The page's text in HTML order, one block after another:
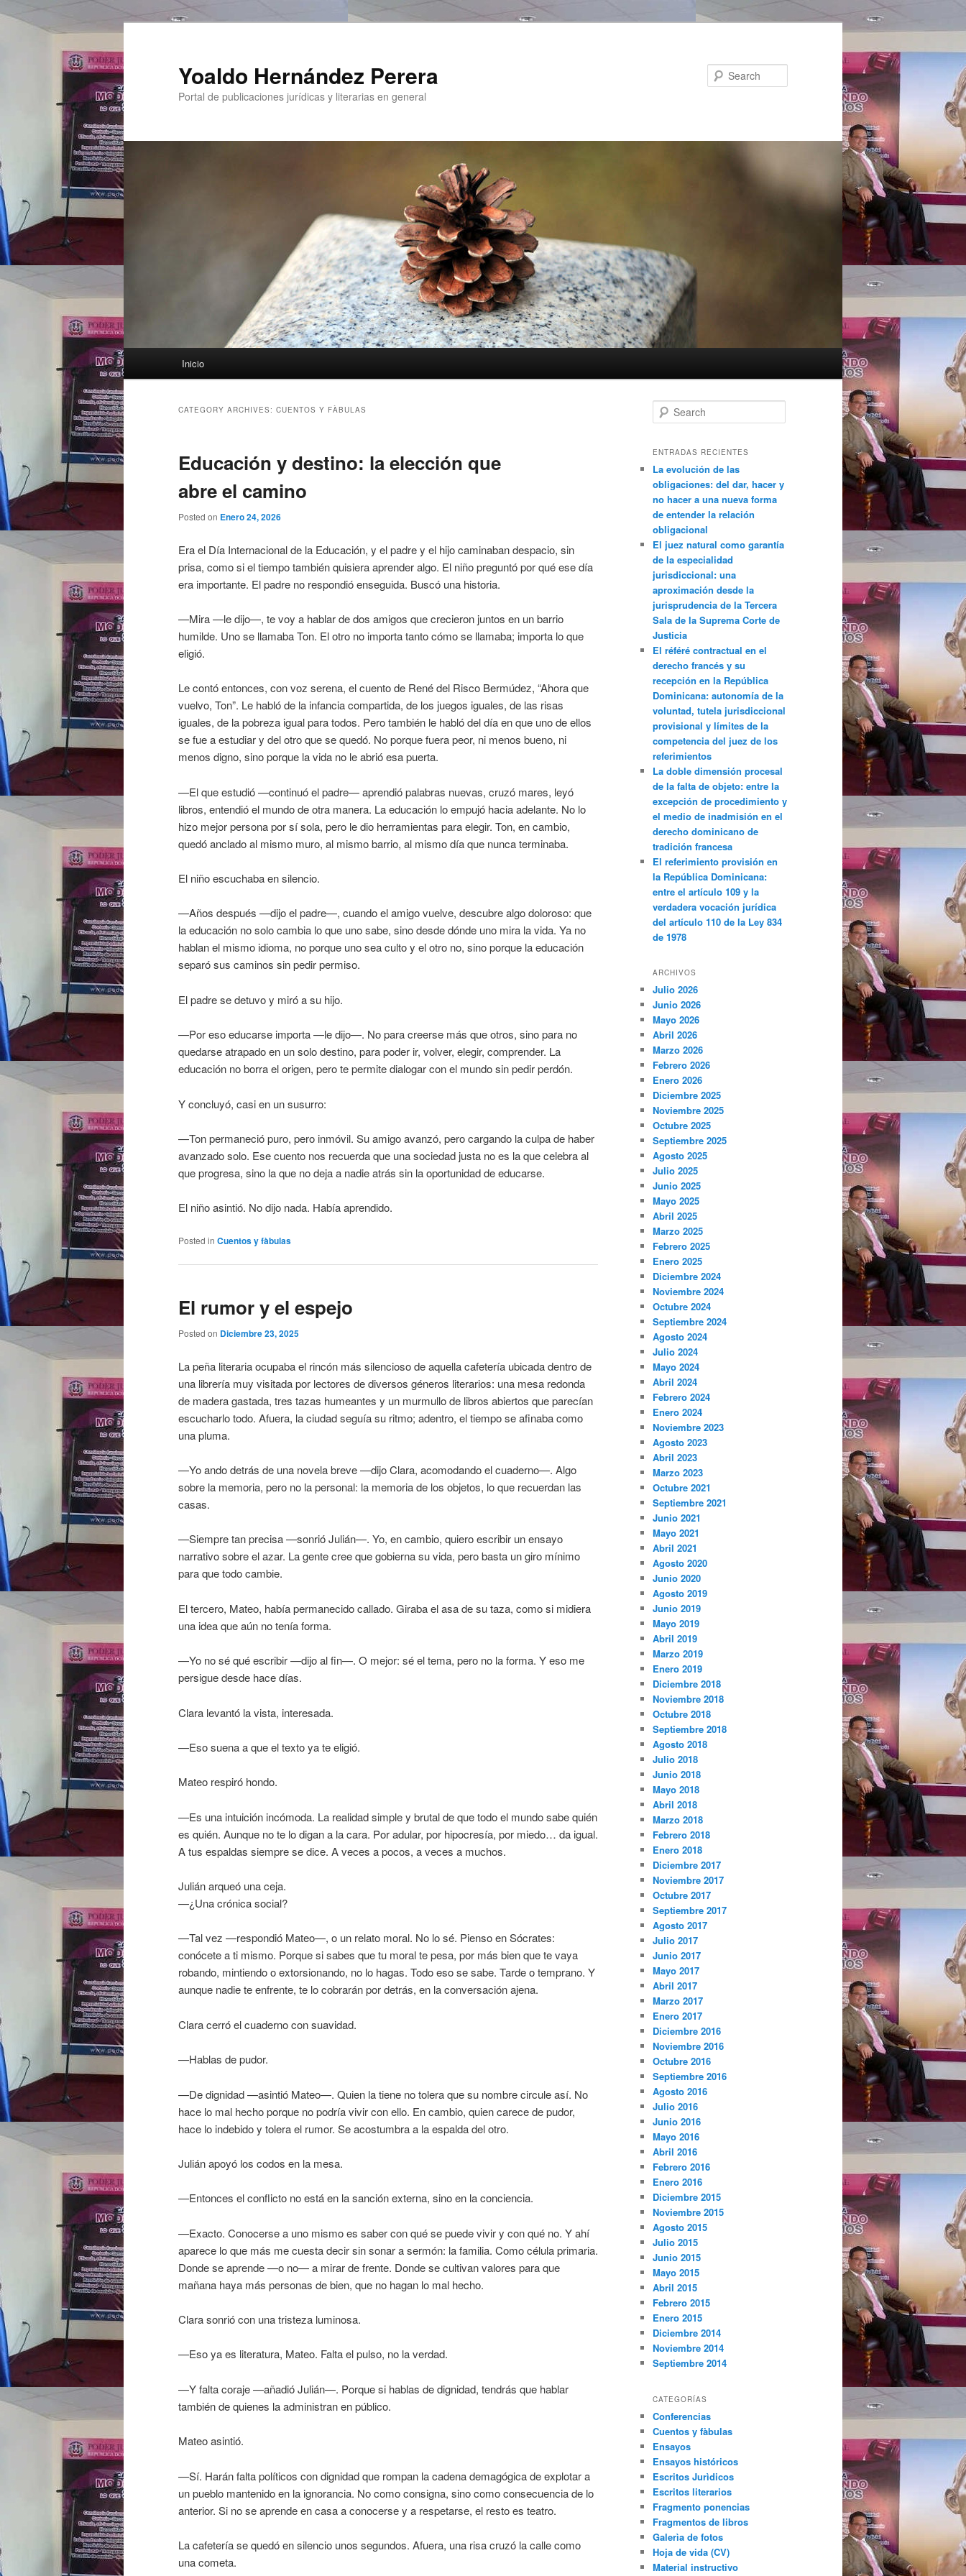
Yoaldo Hernández Perera
Portal de publicaciones jurídicas y literarias en general
Skip to primary content
Skip to secondary content
Inicio
CATEGORY ARCHIVES: CUENTOS Y FÀBULAS
Educación y destino: la elección que
abre el camino
Posted on Enero 24, 2026
Era el Día Internacional de la Educación, y el padre y el hijo caminaban despacio, sin
prisa, como si el tiempo también quisiera aprender algo. El niño preguntó por qué ese día
era importante. El padre no respondió enseguida. Buscó una historia.
—Mira —le dijo—, te voy a hablar de dos amigos que crecieron juntos en un barrio
humilde. Uno se llamaba Ton. El otro no importa tanto cómo se llamaba; importa lo que
eligió.
Le contó entonces, con voz serena, el cuento de René del Risco Bermúdez, “Ahora que
vuelvo, Ton”. Le habló de la infancia compartida, de los juegos iguales, de las risas
iguales, de la pobreza igual para todos. Pero también le habló del día en que uno de ellos
se fue a estudiar y del otro que se quedó. No porque fuera peor, ni menos bueno, ni
menos digno, sino porque la vida no le abrió esa puerta.
—El que estudió —continuó el padre— aprendió palabras nuevas, cruzó mares, leyó
libros, entendió el mundo de otra manera. La educación lo empujó hacia adelante. No lo
hizo mejor persona por sí sola, pero le dio herramientas para elegir. Ton, en cambio,
quedó anclado al mismo muro, al mismo barrio, al mismo día que nunca terminaba.
El niño escuchaba en silencio.
—Años después —dijo el padre—, cuando el amigo vuelve, descubre algo doloroso: que
la educación no solo cambia lo que uno sabe, sino desde dónde uno mira la vida. Ya no
hablan el mismo idioma, no porque uno sea culto y el otro no, sino porque la educación
separó sus caminos sin pedir permiso.
El padre se detuvo y miró a su hijo.
—Por eso educarse importa —le dijo—. No para creerse más que otros, sino para no
quedarse atrapado en un solo destino, para poder ir, volver, elegir, comprender. La
educación no borra el origen, pero te permite dialogar con el mundo sin pedir perdón.
Y concluyó, casi en un susurro:
—Ton permaneció puro, pero inmóvil. Su amigo avanzó, pero cargando la culpa de haber
avanzado solo. Ese cuento nos recuerda que una sociedad justa no es la que celebra al
que progresa, sino la que no deja a nadie atrás sin la oportunidad de educarse.
El niño asintió. No dijo nada. Había aprendido.
Posted in Cuentos y fàbulas
El rumor y el espejo
Posted on Diciembre 23, 2025
La peña literaria ocupaba el rincón más silencioso de aquella cafetería ubicada dentro de
una librería muy visitada por lectores de diversos géneros literarios: una mesa redonda
de madera gastada, tres tazas humeantes y un murmullo de libros abiertos que parecían
escucharlo todo. Afuera, la ciudad seguía su ritmo; adentro, el tiempo se afinaba como
una pluma.
—Yo ando detrás de una novela breve —dijo Clara, acomodando el cuaderno—. Algo
sobre la memoria, pero no la personal: la memoria de los objetos, lo que recuerdan las
casas.
—Siempre tan precisa —sonrió Julián—. Yo, en cambio, quiero escribir un ensayo
narrativo sobre el azar. La gente cree que gobierna su vida, pero basta un giro mínimo
para que todo cambie.
El tercero, Mateo, había permanecido callado. Giraba el asa de su taza, como si midiera
una idea que aún no tenía forma.
—Yo no sé qué escribir —dijo al fin—. O mejor: sé el tema, pero no la forma. Y eso me
persigue desde hace días.
Clara levantó la vista, interesada.
—Eso suena a que el texto ya te eligió.
Mateo respiró hondo.
—Es una intuición incómoda. La realidad simple y brutal de que todo el mundo sabe quién
es quién. Aunque no te lo digan a la cara. Por adular, por hipocresía, por miedo… da igual.
A tus espaldas siempre se dice. A veces a pocos, a veces a muchos.
Julián arqueó una ceja.
—¿Una crónica social?
—Tal vez —respondió Mateo—, o un relato moral. No lo sé. Pienso en Sócrates:
conócete a ti mismo. Porque si sabes que tu moral te pesa, por más bien que te vaya
robando, mintiendo o extorsionando, no lo hagas. Todo eso se sabe. Tarde o temprano. Y
aunque nadie te enfrente, te lo cobrarán por detrás, en la conversación ajena.
Clara cerró el cuaderno con suavidad.
—Hablas de pudor.
—De dignidad —asintió Mateo—. Quien la tiene no tolera que su nombre circule así. No
hace lo mal hecho porque no podría vivir con ello. En cambio, quien carece de pudor,
hace lo indebido y tolera el rumor. Se acostumbra a la espalda del otro.
Julián apoyó los codos en la mesa.
—Entonces el conflicto no está en la sanción externa, sino en la conciencia.
—Exacto. Conocerse a uno mismo es saber con qué se puede vivir y con qué no. Y ahí
aparece lo que más me cuesta decir sin sonar a sermón: la familia. Como célula primaria.
Donde se aprende —o no— a mirar de frente. Donde se cultivan valores para que
mañana haya más personas de bien, que no hagan lo mal hecho.
Clara sonrió con una tristeza luminosa.
—Eso ya es literatura, Mateo. Falta el pulso, no la verdad.
—Y falta coraje —añadió Julián—. Porque si hablas de dignidad, tendrás que hablar
también de quienes la administran en público.
Mateo asintió.
—Sí. Harán falta políticos con dignidad que rompan la cadena demagógica de explotar a
un pueblo mantenido en la ignorancia. No como consigna, sino como consecuencia de lo
anterior. Si no se aprende en casa a conocerse y a respetarse, el resto es teatro.
La cafetería se quedó en silencio unos segundos. Afuera, una risa cruzó la calle como
una cometa.
Search
ENTRADAS RECIENTES
La evolución de las
obligaciones: del dar, hacer y
no hacer a una nueva forma
de entender la relación
obligacional
El juez natural como garantía
de la especialidad
jurisdiccional: una
aproximación desde la
jurisprudencia de la Tercera
Sala de la Suprema Corte de
Justicia
El référé contractual en el
derecho francés y su
recepción en la República
Dominicana: autonomía de la
voluntad, tutela jurisdiccional
provisional y límites de la
competencia del juez de los
referimientos
La doble dimensión procesal
de la falta de objeto: entre la
excepción de procedimiento y
el medio de inadmisión en el
derecho dominicano de
tradición francesa
El referimiento provisión en
la República Dominicana:
entre el artículo 109 y la
verdadera vocación jurídica
del artículo 110 de la Ley 834
de 1978
ARCHIVOS
Julio 2026
Junio 2026
Mayo 2026
Abril 2026
Marzo 2026
Febrero 2026
Enero 2026
Diciembre 2025
Noviembre 2025
Octubre 2025
Septiembre 2025
Agosto 2025
Julio 2025
Junio 2025
Mayo 2025
Abril 2025
Marzo 2025
Febrero 2025
Enero 2025
Diciembre 2024
Noviembre 2024
Octubre 2024
Septiembre 2024
Agosto 2024
Julio 2024
Mayo 2024
Abril 2024
Febrero 2024
Enero 2024
Noviembre 2023
Agosto 2023
Abril 2023
Marzo 2023
Octubre 2021
Septiembre 2021
Junio 2021
Mayo 2021
Abril 2021
Agosto 2020
Junio 2020
Agosto 2019
Junio 2019
Mayo 2019
Abril 2019
Marzo 2019
Enero 2019
Diciembre 2018
Noviembre 2018
Octubre 2018
Septiembre 2018
Agosto 2018
Julio 2018
Junio 2018
Mayo 2018
Abril 2018
Marzo 2018
Febrero 2018
Enero 2018
Diciembre 2017
Noviembre 2017
Octubre 2017
Septiembre 2017
Agosto 2017
Julio 2017
Junio 2017
Mayo 2017
Abril 2017
Marzo 2017
Enero 2017
Diciembre 2016
Noviembre 2016
Octubre 2016
Septiembre 2016
Agosto 2016
Julio 2016
Junio 2016
Mayo 2016
Abril 2016
Febrero 2016
Enero 2016
Diciembre 2015
Noviembre 2015
Agosto 2015
Julio 2015
Junio 2015
Mayo 2015
Abril 2015
Febrero 2015
Enero 2015
Diciembre 2014
Noviembre 2014
Septiembre 2014
CATEGORÍAS
Conferencias
Cuentos y fàbulas
Ensayos
Ensayos históricos
Escritos Jurìdicos
Escritos literarios
Fragmento ponencias
Fragmentos de libros
Galerìa de fotos
Hoja de vida (CV)
Material instructivo